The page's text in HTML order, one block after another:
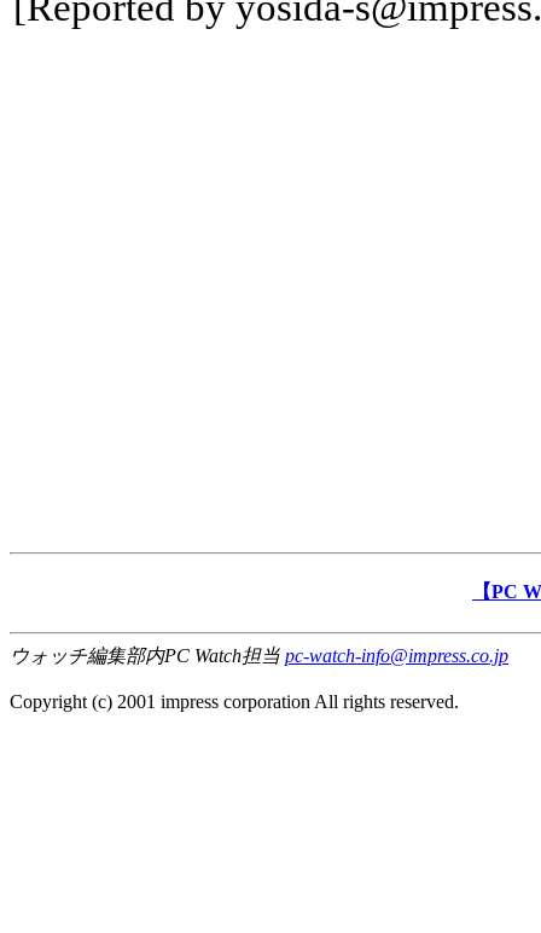
【PC
ウォッチ編集部内PC Watch担当 pc-watch-info@impress.co.jp
Copyright (c) 2001 impress corporation All rights reserved.